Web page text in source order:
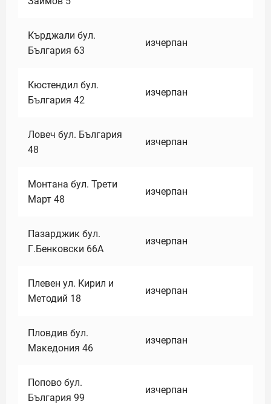
Кърджали бул.
България 63
изчерпан
Кюстендил бул.
България 42
изчерпан
Ловеч бул. България
48
изчерпан
Монтана бул. Трети
Март 48
изчерпан
Пазарджик бул.
Г.Бенковски 66А
изчерпан
Плевен ул. Кирил и
Методий 18
изчерпан
Пловдив бул.
Македония 46
изчерпан
Попово бул.
България 99
изчерпан